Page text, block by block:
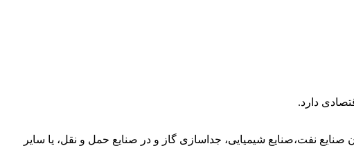
دارد.
نفت،صنایع شیمیایی، جداسازی گاز و در صنایع حمل و نقل، یا سایر